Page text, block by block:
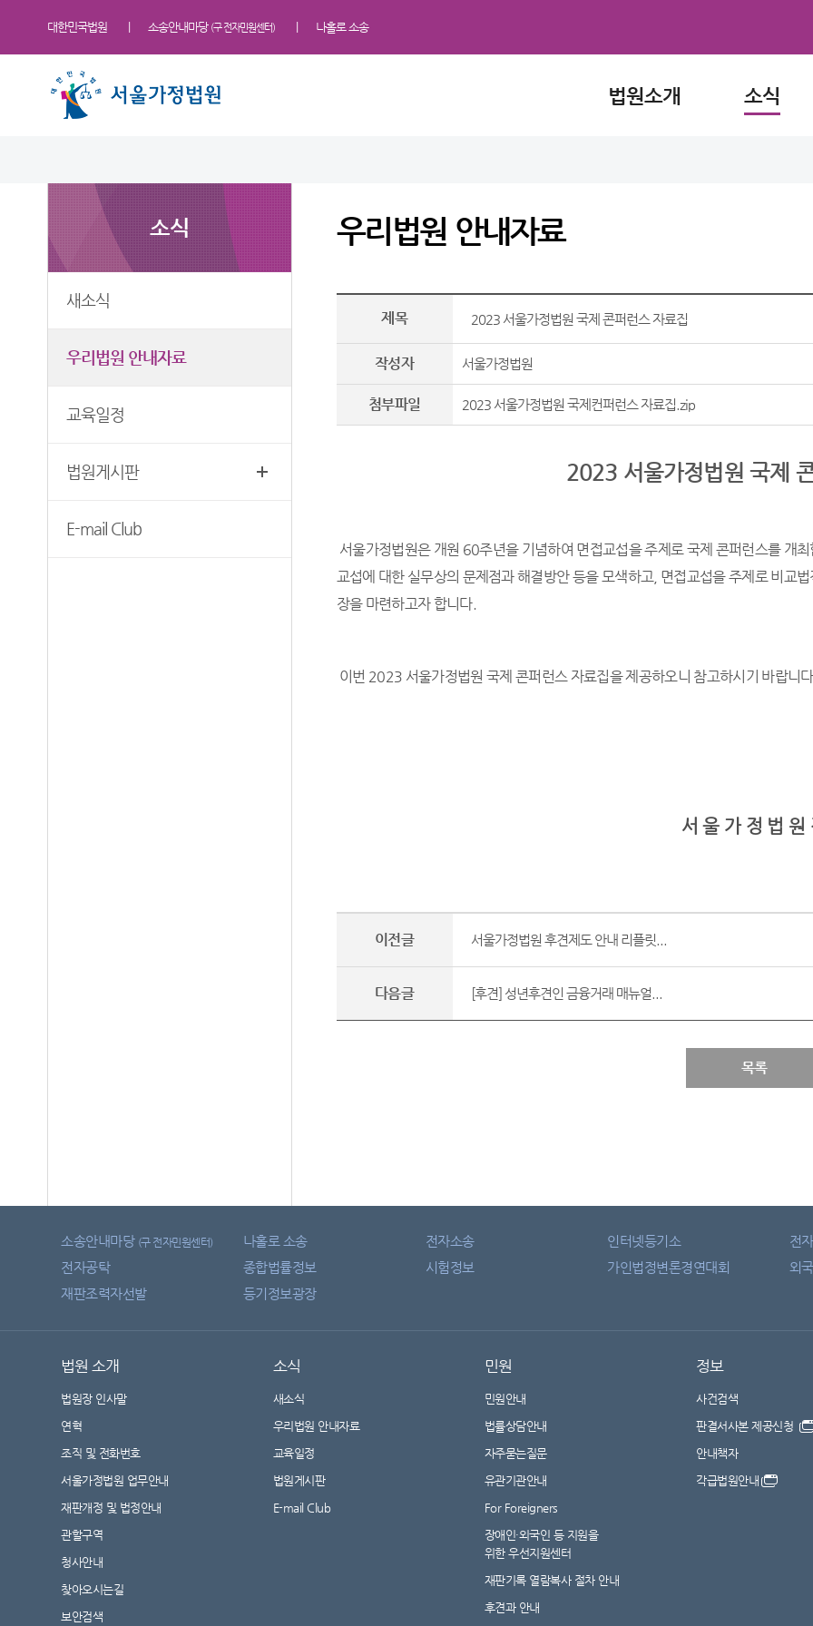
대한민국법원 소송안내마당 (구 전자민원센터) 나홀로 소송
법원소개 소식
조직 및 전화번호
관할구역
찾아오시는길
우리법원 안내자료
교육일정
법률상담안내
자주묻는질문
장애인·외국인 등 지원을
위한 우선지원센터
판결서사본 제공신청
안내책자
부조리 신고센터
법원견학
소식
새소식
우리법원 안내자료
교육일정
법원게시판
E-mail Club
우리법원 안내자료
제목 2023 서울가정법원 국제 콘퍼런스 자료집
작성자 서울가정법원
첨부파일 2023 서울가정법원 국제컨퍼런스 자료집.zip
2023 서울가정법원 국제
서울가정법원은 개원 60주년을 기념하여 면접교섭을 주제로 국제 콘퍼런스를 개
교섭에 대한 실무상의 문제점과 해결방안 등을 모색하고, 면접교섭을 주제로 비교
장을 마련하고자 합니다.
이번 2023 서울가정법원 국제 콘퍼런스 자료집을 제공하오니 참고하시기 바랍니다
서 울 가 정 법 원
이전글 서울가정법원 후견제도 안내 리플릿...
다음글 [후견] 성년후견인 금융거래 매뉴얼...
목록
소송안내마당 (구 전자민원센터) 나홀로 소송 전자소송 인터넷등기소
전
전자공탁
종합법률정보 시험정보 가인법정변론경연대회
외
재판조력자선발
등기정보광장
법원 소개
법원장 인사말
연혁
조직 및 전화번호
서울가정법원 업무안내
재판개정 및 법정안내
관할구역
청사안내
찾아오시는길
보안검색
소식
새소식
우리법원 안내자료
교육일정
법원게시판
E-mail Club
민원
민원안내
법률상담안내
자주묻는질문
유관기관안내
For Foreigners
장애인·외국인 등 지원을
위한 우선지원센터
재판기록 열람복사 절차 안내
후견과 안내
정보
사건검색
판결서사본 제공신청
안내책자
각급법원안내